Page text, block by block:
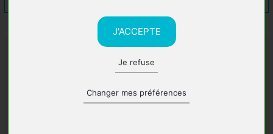
J'ACCEPTE
Je refuse
Changer mes préférences
A lire également